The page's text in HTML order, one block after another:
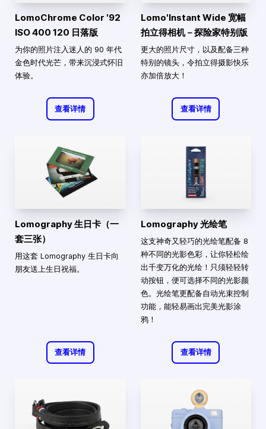
LomoChrome Color '92
ISO 400 120 日落版
为你的照片注入迷人的 90 年代
金色时代光芒，带来沉浸式怀旧
体验。
查看详情
Lomo'Instant Wide 宽幅
拍立得相机－探险家特别版
更大的照片尺寸，以及配备三种
特别的镜头，令拍立得摄影快乐
亦加倍放大！
查看详情
Lomography 生日卡（一
套三张）
用这套 Lomography 生日卡向
朋友送上生日祝福。
查看详情
Lomography 光绘笔
这支神奇又轻巧的光绘笔配备 8
种不同的光影色彩，让你轻松绘
出千变万化的光绘！只须轻轻转
动按钮，便可选择不同的光影颜
色。光绘笔更配备自动光束控制
功能，能轻易画出完美光影涂
鸦！
查看详情